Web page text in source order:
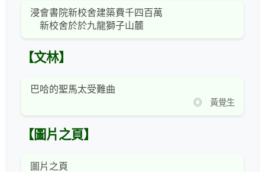
浸會書院新校舍建築費千四百萬
新校舍於於九龍獅子山麓
【文林】
巴哈的聖馬太受難曲
◎ 黃覺生
【圖片之頁】
圖片之頁